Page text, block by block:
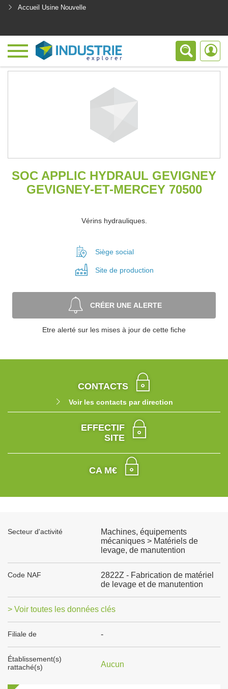
Accueil Usine Nouvelle
SOC APPLIC HYDRAUL GEVIGNEY
GEVIGNEY-ET-MERCEY 70500
Vérins hydrauliques.
Siège social
Site de production
CRÉER UNE ALERTE
Etre alerté sur les mises à jour de cette fiche
CONTACTS
Voir les contacts par direction
EFFECTIF
SITE
CA M€
Secteur d'activité
Machines, équipements
mécaniques > Matériels de
levage, de manutention
Code NAF
2822Z - Fabrication de matériel
de levage et de manutention
> Voir toutes les données clés
Filiale de -
Établissement(s)
rattaché(s)
Aucun